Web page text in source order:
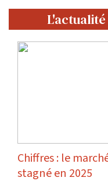
Chiffres : le
stagné en 2025